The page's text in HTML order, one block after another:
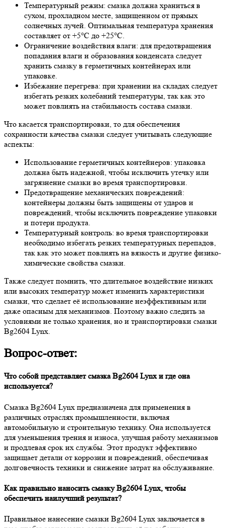
Температурный режим: смазка должна храниться в
сухом, прохладном месте, защищенном от прямых
солнечных лучей. Оптимальная температура хранения
составляет от +5°C до +25°C.
Ограничение воздействия влаги: для предотвращения
попадания влаги и образования конденсата следует
хранить смазку в герметичных контейнерах или
упаковке.
Избежание перегрева: при хранении на складах следует
избегать резких колебаний температуры, так как это
может повлиять на стабильность состава смазки.
Что касается транспортировки, то для обеспечения
сохранности качества смазки следует учитывать следующие
аспекты:
Использование герметичных контейнеров: упаковка
должна быть надежной, чтобы исключить утечку или
загрязнение смазки во время транспортировки.
Предотвращение механических повреждений:
контейнеры должны быть защищены от ударов и
повреждений, чтобы исключить повреждение упаковки
и потери продукта.
Температурный контроль: во время транспортировки
необходимо избегать резких температурных перепадов,
так как это может повлиять на вязкость и другие физико-
химические свойства смазки.
Также следует помнить, что длительное воздействие низких
или высоких температур может изменить характеристики
смазки, что сделает её использование неэффективным или
даже опасным для механизмов. Поэтому важно следить за
условиями не только хранения, но и транспортировки смазки
Bg2604 Lynx.
Вопрос-ответ:
Что собой представляет смазка Bg2604 Lynx и где она
используется?
Смазка Bg2604 Lynx предназначена для применения в
различных отраслях промышленности, включая
автомобильную и строительную технику. Она используется
для уменьшения трения и износа, улучшая работу механизмов
и продлевая срок их службы. Этот продукт эффективно
защищает детали от коррозии и повреждений, обеспечивая
долговечность техники и снижение затрат на обслуживание.
Как правильно наносить смазку Bg2604 Lynx, чтобы
обеспечить наилучший результат?
Правильное нанесение смазки Bg2604 Lynx заключается в